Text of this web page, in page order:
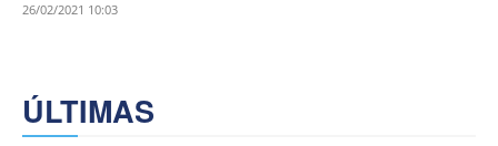
26/02/2021 10:03
ÚLTIMAS